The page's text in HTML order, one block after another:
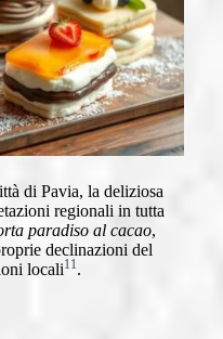
di Pavia, la deliziosa
regionali in tutta
paradiso al cacao,
declinazioni del
locali11.